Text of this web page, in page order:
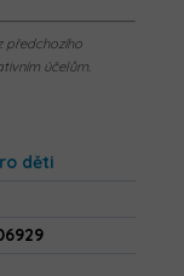
předchozího
účelům.
děti